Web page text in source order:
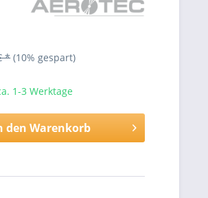
* (10% gespart)
1-3 Werktage
den Warenkorb